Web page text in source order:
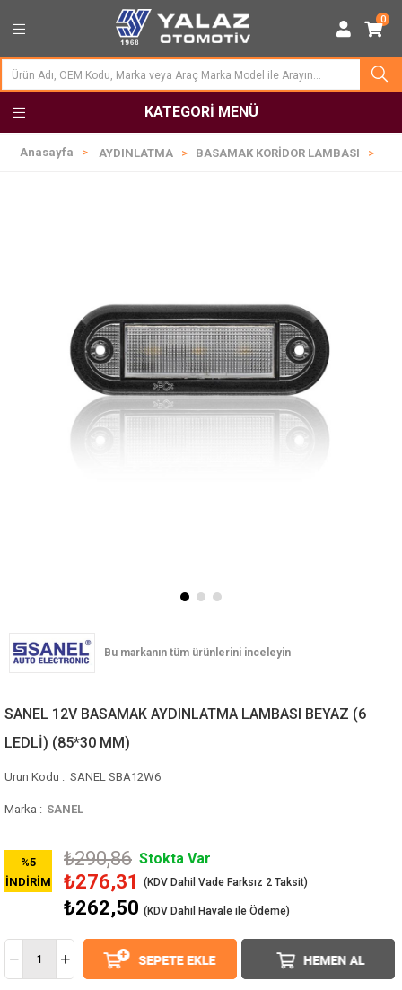
0
KATEGORI MENÜ
Anasayfa AYDINLATMA BASAMAK KORİDOR LAMBASI
SANEL 12V BASAMAK AYDINLATMA LAMBASI BEYAZ (6
LEDLİ) (85*30 MM)
SANEL SBA12W6
Marka : SANEL
%5
İNDIRIM
₺290,86 Stokta Var
₺276,31
₺262,50 (KDV Dahil Havale ile Ödeme)